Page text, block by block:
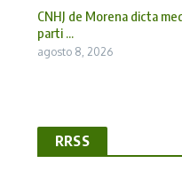
CNHJ de Morena dicta
parti ...
agosto 8, 2026
RRSS